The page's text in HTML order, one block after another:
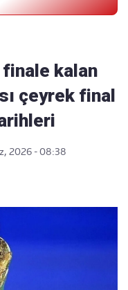
finale kalan
çeyrek final
2026 - 08:38